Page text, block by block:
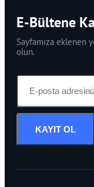
E-Bültene
Sayfamıza eklenen
olun.
KAYIT OL